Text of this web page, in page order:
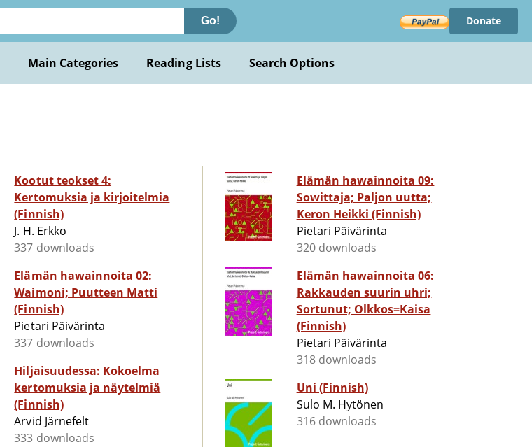
Go! Donate
Main Categories Reading Lists Search Options
Kootut teokset 4:
Kertomuksia ja kirjoitelmia
(Finnish)
J. H. Erkko
337 downloads
Elämän hawainnoita 02:
Waimoni; Puutteen Matti
(Finnish)
Pietari Päivärinta
337 downloads
Hiljaisuudessa: Kokoelma
kertomuksia ja näytelmiä
(Finnish)
Arvid Järnefelt
333 downloads
Elämän hawainnoita 09:
Sowittaja; Paljon uutta;
Keron Heikki (Finnish)
Pietari Päivärinta
320 downloads
Elämän hawainnoita 06:
Rakkauden suurin uhri;
Sortunut; Olkkos=Kaisa
(Finnish)
Pietari Päivärinta
318 downloads
Uni (Finnish)
Sulo M. Hytönen
316 downloads